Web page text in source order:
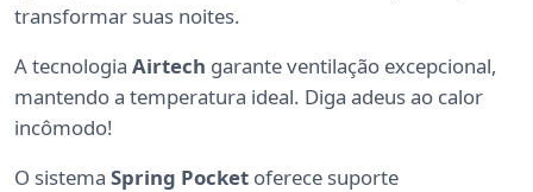
transformar suas noites.
A tecnologia Airtech garante ventilação excepcional,
mantendo a temperatura ideal. Diga adeus ao calor
incômodo!
O sistema Spring Pocket oferece suporte